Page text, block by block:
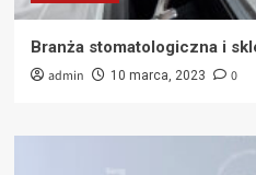
Branża stomatologiczna i
admin 10 marca, 2023 0